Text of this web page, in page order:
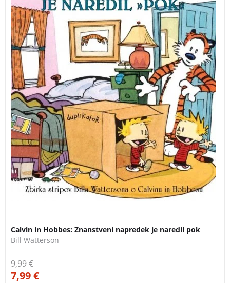
in Hobbesa. Strip sodi med trojico svetovno najbolj
popularnih stripov.
Calvin in Hobbes: Znanstveni napredek je naredil pok
Bill Watterson
9,99€
7,99€